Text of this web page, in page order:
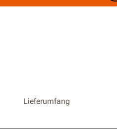
Lieferumfang